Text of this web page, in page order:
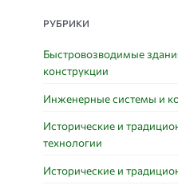
РУБРИКИ
Быстровозводимые
конструкции
Инженерные системы и
Исторические и
технологии
Исторические и